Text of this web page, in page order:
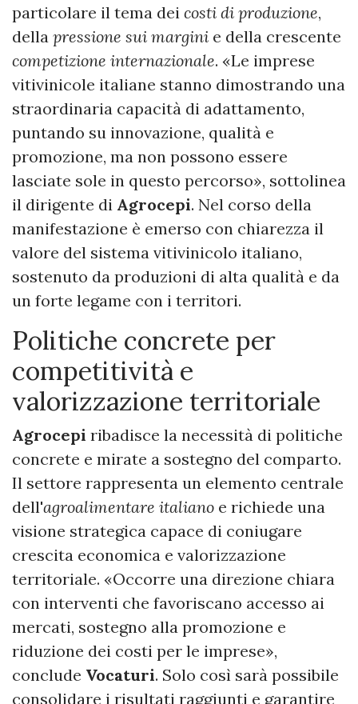
particolare il tema dei costi di produzione,
della pressione sui margini e della crescente
competizione internazionale. «Le imprese
vitivinicole italiane stanno dimostrando una
straordinaria capacità di adattamento,
puntando su innovazione, qualità e
promozione, ma non possono essere
lasciate sole in questo percorso», sottolinea
il dirigente di Agrocepi. Nel corso della
manifestazione è emerso con chiarezza il
valore del sistema vitivinicolo italiano,
sostenuto da produzioni di alta qualità e da
un forte legame con i territori.
Politiche concrete per
competitività e
valorizzazione territoriale
Agrocepi ribadisce la necessità di politiche
concrete e mirate a sostegno del comparto.
Il settore rappresenta un elemento centrale
dell'agroalimentare italiano e richiede una
visione strategica capace di coniugare
crescita economica e valorizzazione
territoriale. «Occorre una direzione chiara
con interventi che favoriscano accesso ai
mercati, sostegno alla promozione e
riduzione dei costi per le imprese»,
conclude Vocaturi. Solo così sarà possibile
consolidare i risultati raggiunti e garantire